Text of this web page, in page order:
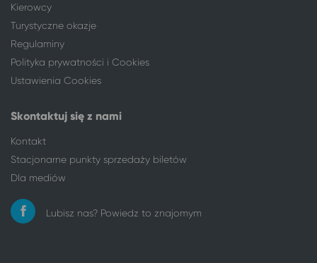
Kierowcy
Turystyczne okazje
Regulaminy
Polityka prywatności i Cookies
Ustawienia Cookies
Skontaktuj się z nami
Kontakt
Stacjonarne punkty sprzedaży biletów
Dla mediów
Lubisz nas? Powiedz to znajomym